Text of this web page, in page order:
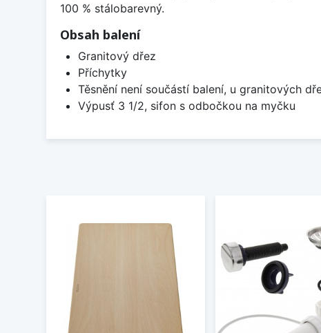
100 % stálobarevný.
Obsah balení
Granitový dřez
Příchytky
Těsnění není součástí balení, u granitových
Výpusť 3 1/2, sifon s odbočkou na myčku